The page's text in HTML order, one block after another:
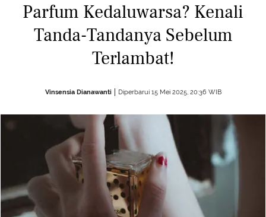
Parfum Kedaluwarsa? Kenali
Tanda-Tandanya Sebelum
Terlambat!
Vinsensia Dianawanti Diperbarui 15 Mei 2025, 20:36 WIB